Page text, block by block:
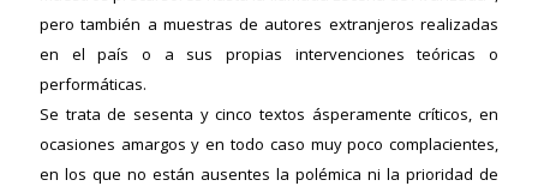
pero también a muestras de autores extranjeros realizadas
en el país o a sus propias intervenciones teóricas o
performáticas.
Se trata de sesenta y cinco textos ásperamente críticos, en
ocasiones amargos y en todo caso muy poco complacientes,
en los que no están ausentes la polémica ni la prioridad de